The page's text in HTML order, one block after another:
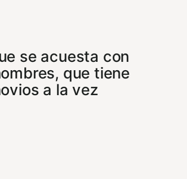
se acuesta con
que tiene
a la vez